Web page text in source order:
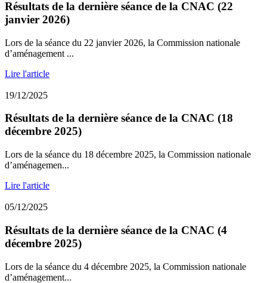
Résultats de la dernière séance de la CNAC (22
janvier 2026)
Lors de la séance du 22 janvier 2026, la Commission nationale
d’aménagement ...
Lire l'article
19/12/2025
Résultats de la dernière séance de la CNAC (18
décembre 2025)
Lors de la séance du 18 décembre 2025, la Commission nationale
d’aménagemen...
Lire l'article
05/12/2025
Résultats de la dernière séance de la CNAC (4
décembre 2025)
Lors de la séance du 4 décembre 2025, la Commission nationale
d’aménagement...